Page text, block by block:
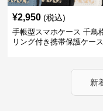
¥2,950 (税込)
手帳型スマホケース 千鳥
リング付き携帯保護ケース
新